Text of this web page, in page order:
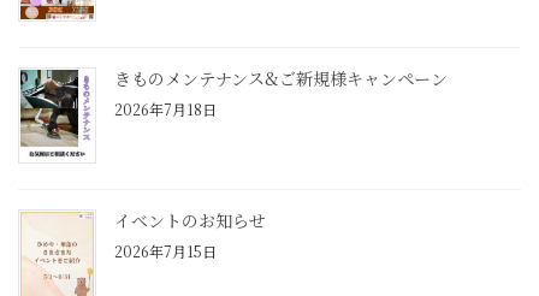
きものメンテナンス&ご新規様キャンペーン
2026年7月18日
イベントのお知らせ
2026年7月15日